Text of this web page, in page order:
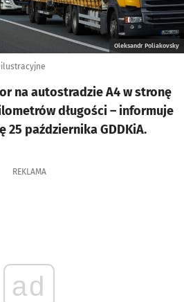
Oleksandr Poliakovsky
ilustracyjne
na autostradzie A4 w stronę
długości – informuje
25 października GDDKiA.
REKLAMA
ad